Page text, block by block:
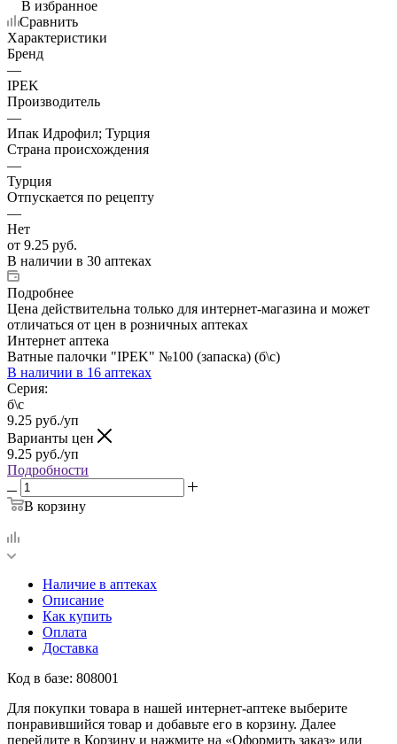
В избранное
Сравнить
Характеристики
Бренд
—
IPEK
Производитель
—
Ипак Идрофил; Турция
Страна происхождения
—
Турция
Отпускается по рецепту
—
Нет
от 9.25 руб.
В наличии в 30 аптеках
Подробнее
Цена действительна только для интернет-магазина и может
отличаться от цен в розничных аптеках
Интернет аптека
Ватные палочки "IPEK" №100 (запаска) (б\с)
В наличии в 16 аптеках
Серия:
б\с
9.25 руб./уп
Варианты цен
9.25 руб./уп
Подробности
В корзину
Наличие в аптеках
Описание
Как купить
Оплата
Доставка
Код в базе: 808001
Для покупки товара в нашей интернет-аптеке выберите
понравившийся товар и добавьте его в корзину. Далее
перейдите в Корзину и нажмите на «Оформить заказ» или